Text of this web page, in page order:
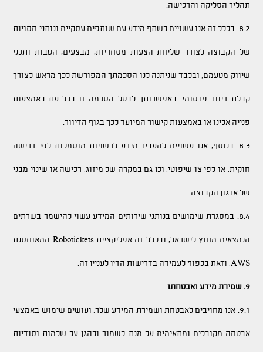
תהליך הסליקה והרכישה.
8.2. בכלל זה אנו עשויים לשתף מידע עם שותפים עסקיים ונותני חסויות
של הקבוצה לצורך שליחת הצעות מסחריות, מבצעים, הטבות ותכני
שיווק מטעמם, ובלבד שניתנה לנו הסכמתך המפורשת לכך מראש לצורך
קבלת דיוור פרסומי. באפשרותך לבטל הסכמה זו בכל עת באמצעות
פנייה אלינו או באמצעות קישור המיועד לכך בגוף הדיוור.
8.3. בנוסף, אנו עשויים להעביר מידע לרשויות מוסמכות לפי דרישה
חוקית, או לפי צו שיפוטי, וכן גם במקרה של מיזוג, רכישה או שינוי מבני
של ארגון הקבוצה.
8.4. במסגרת שימושים בנותני שירותים המידע עשוי להישמר בשרתים
הנמצאים מחוץ לישראל, ובכלל זה אפליקציית Robotickets המאוחסנת
AWS, וזאת בכפוף לעמידה בדרישות הדין לעניין זה.
9. שמירת מידע ואבטחתו
9.1. אנו מחויבים לאבטחת ושמירת המידע שלך, ועושים שימוש באמצעי
אבטחה מקובלים ומתאימים על מנת לשמור ולהגן על שלמות וסודיות